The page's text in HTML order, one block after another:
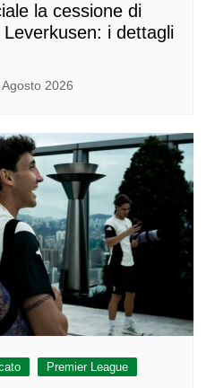
la cessione di
i dettagli
Agosto 2026
Premier League